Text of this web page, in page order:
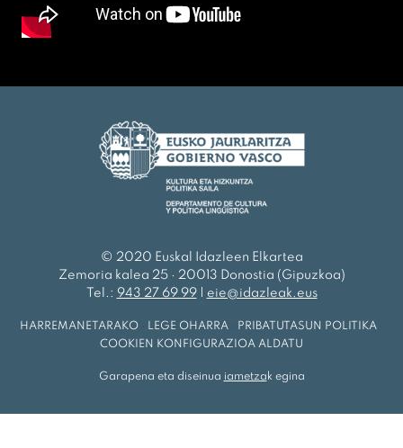
© 2020 Euskal Idazleen Elkartea
Zemoria kalea 25 · 20013 Donostia (Gipuzkoa)
Tel.: 943 27 69 99| eie@idazleak.eus
HARREMANETARAKO LEGE OHARRA PRIBATUTASUN POLITIKA
COOKIEN KONFIGURAZIOA ALDATU
Garapena eta diseinua iametza k egina